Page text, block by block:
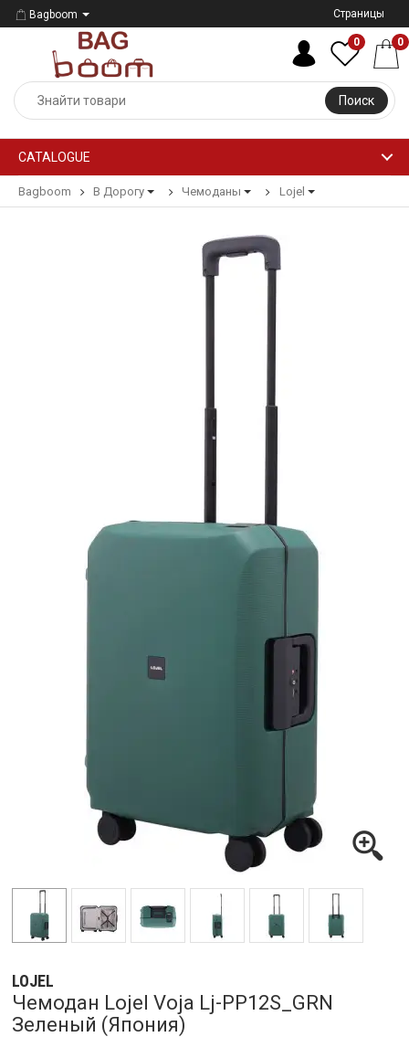
Bagboom Страницы
Поиск
0 0
CATALOGUE
Bagboom В Дорогу Чемоданы Lojel
LOJEL
Чемодан Lojel Voja Lj-PP12S_GRN
Зеленый (Япония)